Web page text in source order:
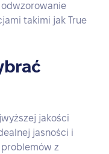
takimi jak True
jakości
jasności i
problemów z